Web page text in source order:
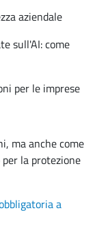
aziendale
sull'AI: come
per le imprese
ma anche come
la protezione
a